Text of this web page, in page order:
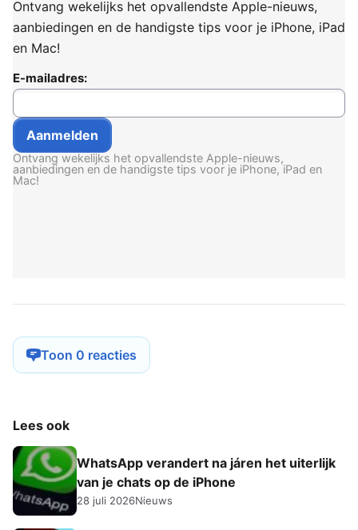
Ontvang wekelijks het opvallendste Apple-nieuws,
aanbiedingen en de handigste tips voor je iPhone, iPad
en Mac!
E-mailadres:
Ontvang wekelijks het opvallendste Apple-nieuws,
aanbiedingen en de handigste tips voor je iPhone, iPad en
Mac!
Toon 0 reacties
Lees ook
WhatsApp verandert na járen het uiterlijk
van je chats op de iPhone
28 juli 2026Nieuws